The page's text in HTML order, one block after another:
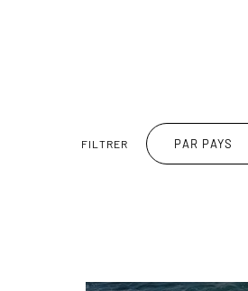
FILTRER PAR PAYS